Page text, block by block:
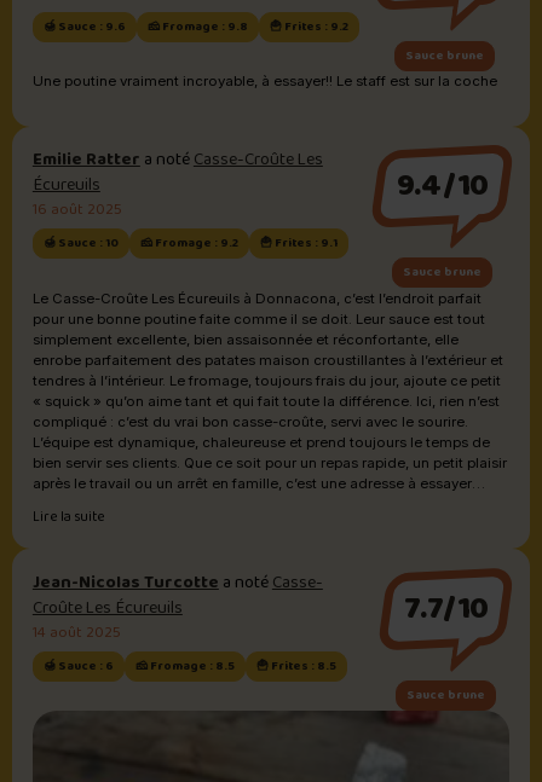
🍯 Sauce : 9.6 🧀 Fromage : 9.8 🍟 Frites : 9.2
Sauce brune
Une poutine vraiment incroyable, à essayer!! Le staff est sur la coche
Emilie Rattera notéCasse-Croûte Les
Écureuils
16 août 2025
🍯 Sauce : 10 🧀 Fromage : 9.2 🍟 Frites : 9.1
9.4/10
Sauce brune
Le Casse-Croûte Les Écureuils à Donnacona, c’est l’endroit parfait
pour une bonne poutine faite comme il se doit. Leur sauce est tout
simplement excellente, bien assaisonnée et réconfortante, elle
enrobe parfaitement des patates maison croustillantes à l’extérieur et
tendres à l’intérieur. Le fromage, toujours frais du jour, ajoute ce petit
« squick » qu’on aime tant et qui fait toute la différence. Ici, rien n’est
compliqué : c’est du vrai bon casse-croûte, servi avec le sourire.
L’équipe est dynamique, chaleureuse et prend toujours le temps de
bien servir ses clients. Que ce soit pour un repas rapide, un petit plaisir
après le travail ou un arrêt en famille, c’est une adresse à essayer
Lire la suite
Jean-Nicolas Turcottea notéCasse-
Croûte Les Écureuils
14 août 2025
🍯 Sauce : 6 🧀 Fromage : 8.5 🍟 Frites : 8.5
7.7/10
Sauce brune